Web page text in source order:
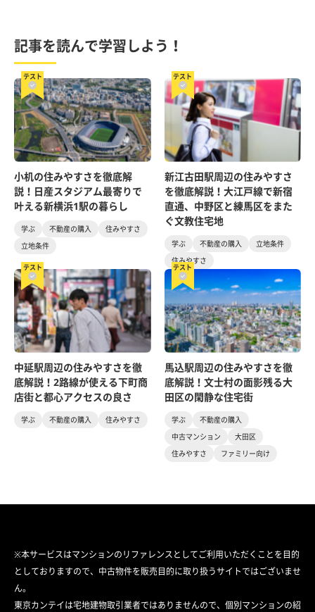
記事を読んで学習しよう！
テスト
小机の住みやすさを徹底解
説！日産スタジアム最寄りで
叶える新横浜1駅の暮らし
学ぶ 不動産の購入
住みやすさ
立地条件
テスト
新江古田駅周辺の住みやすさ
を徹底解説！大江戸線で新宿
直通、中野区と練馬区をまた
ぐ文教住宅地
学ぶ 不動産の購入
立地条件
住みやすさ
テスト
中延駅周辺の住みやすさを徹
底解説！2路線が使える下町商
店街と都心アクセスの良さ
学ぶ 不動産の購入 住みやすさ
テスト
馬込駅周辺の住みやすさを徹
底解説！文士村の面影残る大
田区の閑静な住宅街
学ぶ
不動産の購入
中古マンション
大田区
住みやすさ
ファミリー向け
※本サービスはマンションのリファレンスとしてご利用いただくことを目的
としておりますので、中古物件を販売目的に取り扱うサイトではございませ
ん。
東京カンテイは宅地建物取引業者ではありませんので、個別マンションの紹